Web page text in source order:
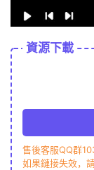
資源下載
售後客服QQ群
如果鏈接失效，